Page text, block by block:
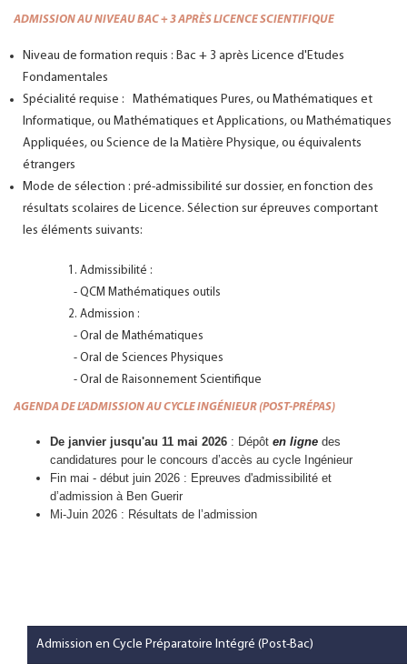
ADMISSION AU NIVEAU BAC + 3 APRÈS LICENCE SCIENTIFIQUE
Niveau de formation requis : Bac + 3 après Licence d'Etudes
Fondamentales
Spécialité requise : Mathématiques Pures, ou Mathématiques et
Informatique, ou Mathématiques et Applications, ou Mathématiques
Appliquées, ou Science de la Matière Physique, ou équivalents
étrangers
Mode de sélection : pré-admissibilité sur dossier, en fonction des
résultats scolaires de Licence. Sélection sur épreuves comportant
les éléments suivants:
1. Admissibilité :
- QCM Mathématiques outils
2. Admission :
- Oral de Mathématiques
- Oral de Sciences Physiques
- Oral de Raisonnement Scientifique
AGENDA DE L’ADMISSIONAU CYCLE INGÉNIEUR (POST-PRÉPAS)
De janvier jusqu'au 11 mai 2026 : Dépôt en ligne des
candidatures pour le concours d’accès au cycle Ingénieur
Fin mai - début juin 2026 : Epreuves d'admissibilité et
d’admission à Ben Guerir
Mi-Juin 2026 : Résultats de l’admission
Admission en Cycle Préparatoire Intégré (Post-Bac)